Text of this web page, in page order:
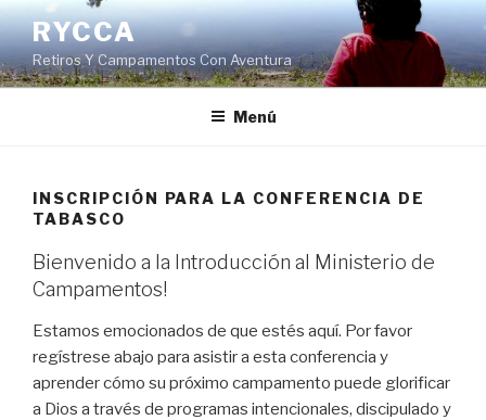
Ir
al
contenido
RYCCA
Retiros Y Campamentos Con Aventura
Menú
INSCRIPCIÓN PARA LA CONFERENCIA DE
TABASCO
Bienvenido a la Introducción al Ministerio de
Campamentos!
Estamos emocionados de que estés aquí. Por favor
regístrese abajo para asistir a esta conferencia y
aprender cómo su próximo campamento puede glorificar
a Dios a través de programas intencionales, discipulado y